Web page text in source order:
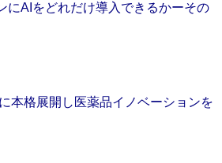
にAIをどれだけ導入できるかーその
本格展開し医薬品イノベーションを